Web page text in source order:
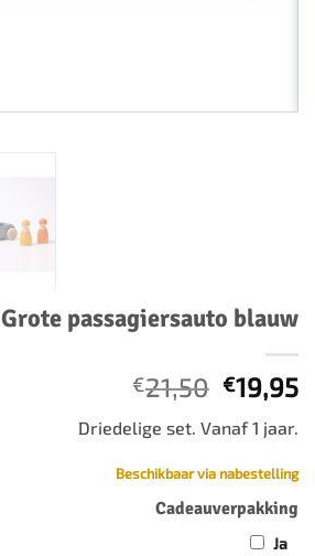
Grote passagiersauto blauw
€21,50
prijs
was:
€21,50.
€19,95
Driedelige set. Vanaf 1 jaar.
Beschikbaar via nabestelling
Cadeauverpakking
Ja